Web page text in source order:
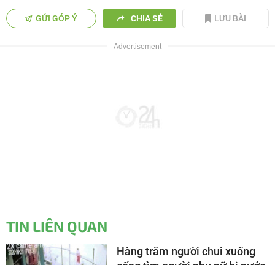
GỬI GÓP Ý CHIA SẺ LƯU BÀI
TIN LIÊN QUAN
Hàng trăm người chui xuống